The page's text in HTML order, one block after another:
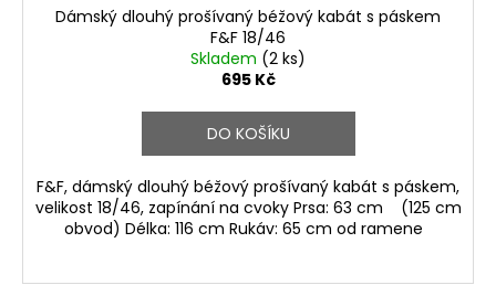
Dámský dlouhý prošívaný béžový kabát s páskem
F&F 18/46
Skladem (2 ks)
695 Kč
DO KOŠÍKU
F&F, dámský dlouhý béžový prošívaný kabát s páskem,
velikost 18/46, zapínání na cvoky Prsa: 63 cm (125 cm
obvod) Délka: 116 cm Rukáv: 65 cm od ramene